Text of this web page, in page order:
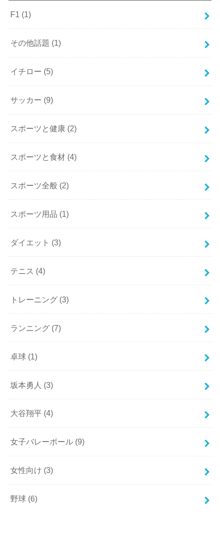
F1 (1)
その他話題 (1)
イチロー (5)
サッカー (9)
スポーツと健康 (2)
スポーツと食材 (4)
スポーツ全般 (2)
スポーツ用品 (1)
ダイエット (3)
テニス (4)
トレーニング (3)
ランニング (7)
卓球 (1)
坂本勇人 (3)
大谷翔平 (4)
女子バレーボール (9)
女性向け (3)
野球 (6)